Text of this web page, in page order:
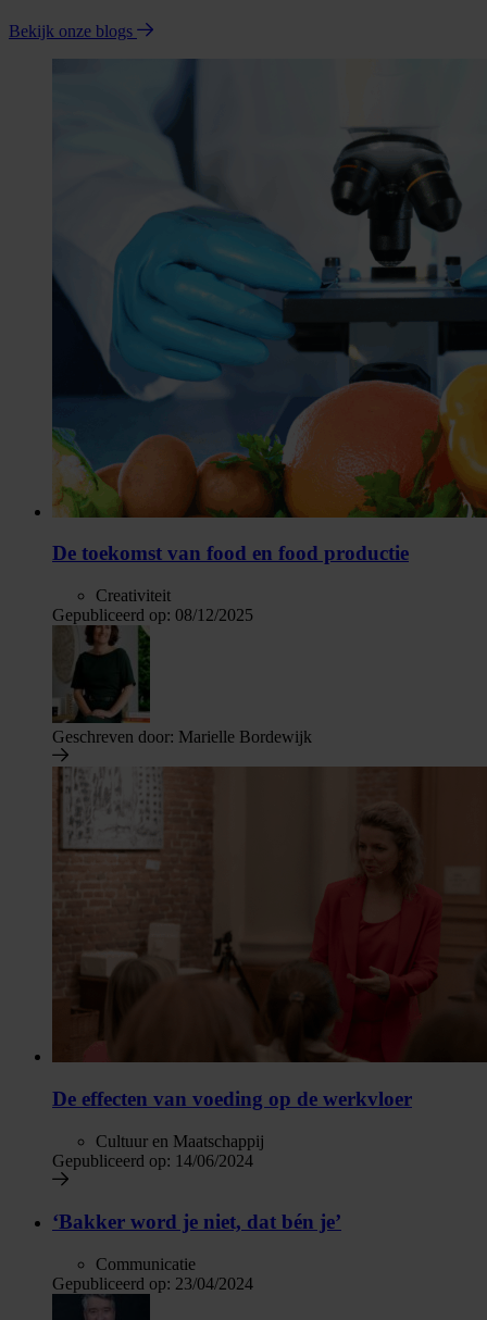
Bekijk onze blogs
De toekomst van food en food productie
Creativiteit
Gepubliceerd op: 08/12/2025
Geschreven door: Marielle Bordewijk
De effecten van voeding op de werkvloer
Cultuur en Maatschappij
Gepubliceerd op: 14/06/2024
‘Bakker word je niet, dat bén je’
Communicatie
Gepubliceerd op: 23/04/2024